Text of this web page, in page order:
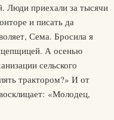
Люди приехали за тысячи
и писать да
Сема. Бросила я
А осенью
сельского
трактором?» И от
«Молодец,